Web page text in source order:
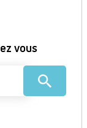
vous